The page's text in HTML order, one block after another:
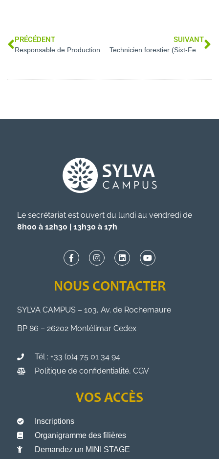
PRÉCÉDENT
Responsable de Production bois énergie (Rouen – 76)
SUIVANT
Technicien forestier (Sixt-Fer-à-Cheval – 74)
Le secrétariat est ouvert du lundi au vendredi de
8h00 à 12h30 | 13h30 à 17h.
NOUS CONTACTER
SYLVA CAMPUS – 103, Av. de Rochemaure
BP 86 – 26202 Montélimar Cedex
Tél : +33 (0)4 75 01 34 94
Politique de confidentialité, CGV
VOS ACCÈS
Inscriptions
Organigramme des filières
Demandez un MINI STAGE